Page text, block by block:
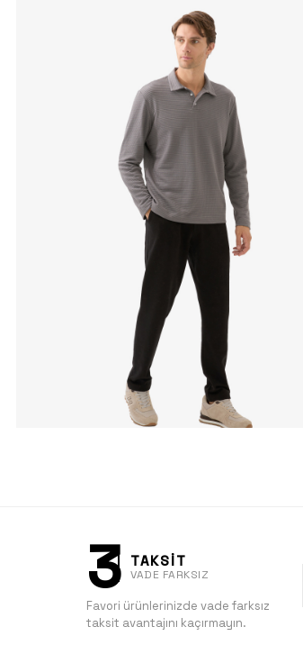
3 TAKSİT
VADE FARKSIZ
Favori ürünlerinizde vade farksız
taksit avantajını kaçırmayın.